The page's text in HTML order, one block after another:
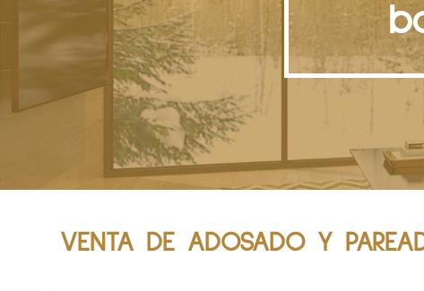
VENTA DE ADOSADO Y